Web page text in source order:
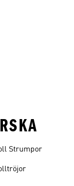
Strumpor